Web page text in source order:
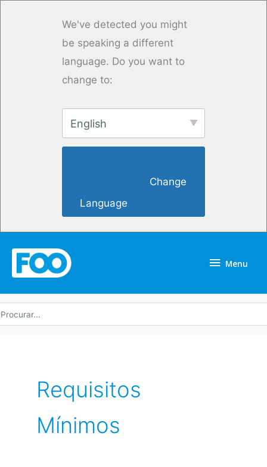
We've detected you might
be speaking a different
language. Do you want to
change to:
English
Language
Menu
Requisitos
Mínimos